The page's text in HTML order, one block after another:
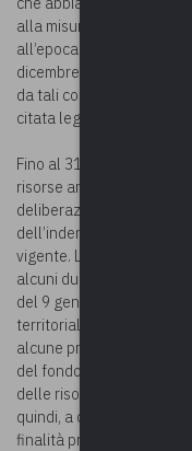
alla misura massima
all’epoca vigente. La
dicembre 2023 e a
da tali comuni ai fini
citata legge di bilancio.
Fino al 31 dicembre
risorse anche quei
deliberazioni di rinuncia,
dell’indennità di
vigente. La disposizione
alcuni dubbi sollevati
del 9 gennaio 2023 del
territoriali del Ministero
alcune precisazioni in
del fondo per le
delle risorse stanziate
quindi, a condizione che
finalità previste dalla